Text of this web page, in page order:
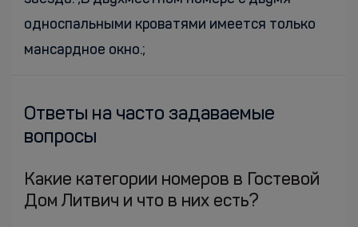
односпальными кроватями имеется только
мансардное окно.;
Ответы на часто задаваемые
вопросы
Какие категории номеров в Гостевой
Дом Литвич и что в них есть?